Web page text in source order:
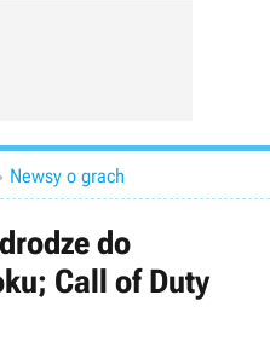
Newsy o grach
do
Call of Duty